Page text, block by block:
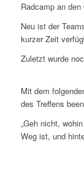
Radcamp an den
Neu ist der
kurzer Zeit
Zuletzt wurde
Mit dem
des Treffens
„Geh nicht,
Weg ist, und